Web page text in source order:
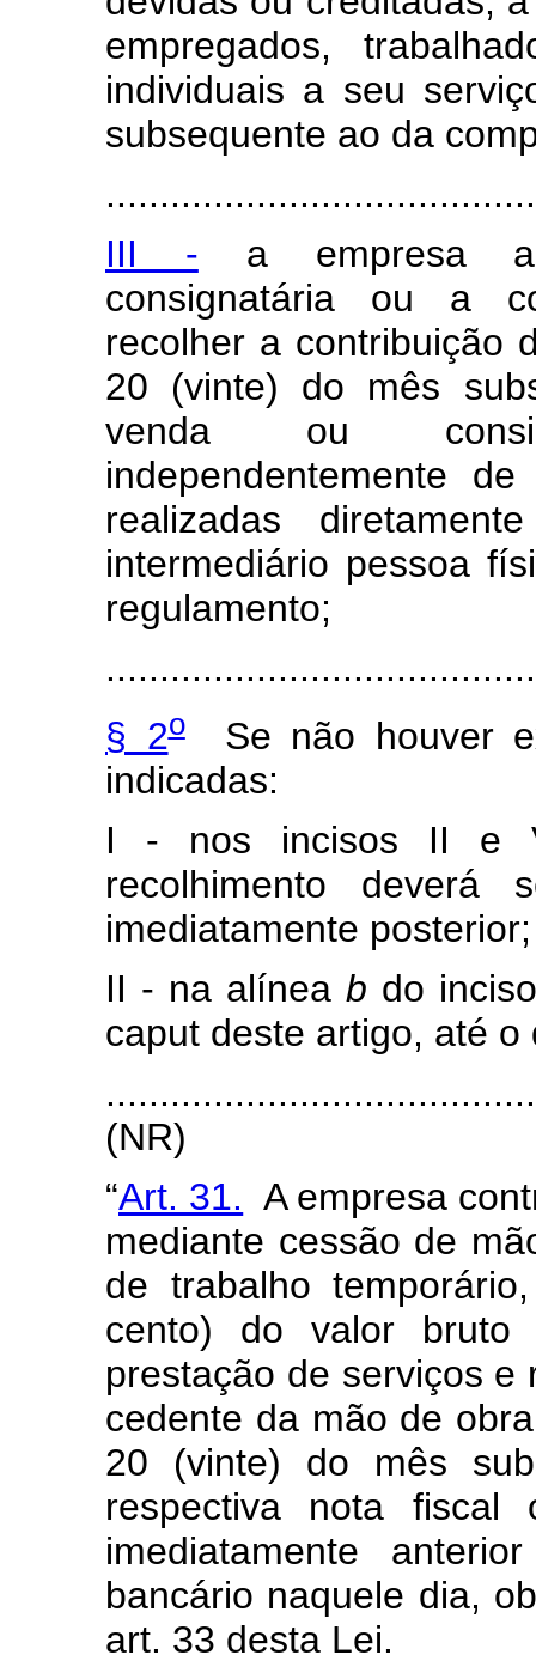
empregados,
individuais a seu
subsequente ao da
III - a empresa
consignatária ou a
recolher a contribuição
20 (vinte) do mês
venda ou
independentemente
realizadas
intermediário pessoa
regulamento;
§ 2oSe não houver
indicadas:
I - nos incisos II
recolhimento
imediatamente
II - na alínea b do
caput deste artigo, até o
(NR)
“Art. 31. A empresa
mediante cessão de
de trabalho
cento) do valor
prestação de serviços e
cedente da mão de
20 (vinte) do mês
respectiva nota
imediatamente
bancário naquele dia,
art. 33 desta Lei.